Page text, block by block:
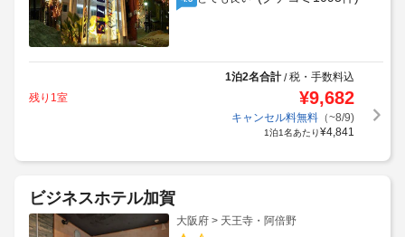
1泊2名合計/税・手数料込
残り1室
¥9,682
キャンセル料無料（~8/9)
1泊1名あたり¥4,841
ビジネスホテル加賀
大阪府 > 天王寺・阿倍野